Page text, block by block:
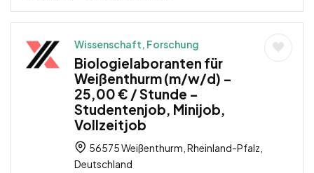
Wissenschaft, Forschung
Biologielaboranten für
Weißenthurm (m/w/d) –
25,00 € / Stunde –
Studentenjob, Minijob,
Vollzeitjob
56575 Weißenthurm, Rheinland-Pfalz,
Deutschland